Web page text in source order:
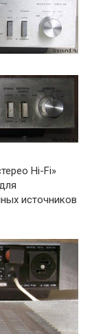
Hi-Fi»
источников